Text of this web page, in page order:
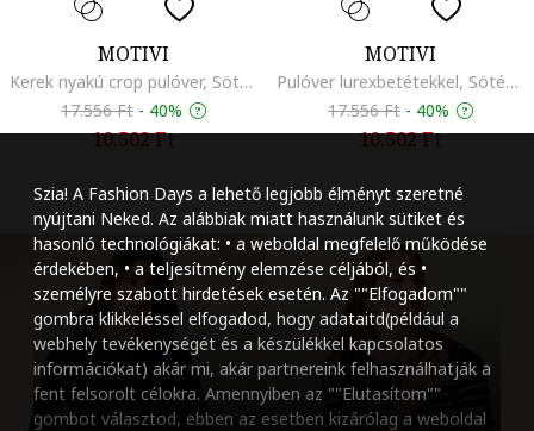
Szia! A Fashion Days a lehető legjobb élményt szeretné
nyújtani Neked. Az alábbiak miatt használunk sütiket és
hasonló technológiákat: • a weboldal megfelelő működése
érdekében, • a teljesítmény elemzése céljából, és •
személyre szabott hirdetések esetén. Az ""Elfogadom""
gombra klikkeléssel elfogadod, hogy adataitd(például a
webhely tevékenységét és a készülékkel kapcsolatos
információkat) akár mi, akár partnereink felhasználhatják a
fent felsorolt célokra. Amennyiben az ""Elutasítom""
gombot választod, ebben az esetben kizárólag a weboldal
MOTIVI
Kerek nyakú crop pulóver, Sötétpiros
17.556 Ft - 40%
10.502 Ft
MOTIVI
Pulóver lurexbetétekkel, Sötétbarna/Sötétkék
17.556 Ft - 40%
10.502 Ft
Szöveg méretének
Szóköz növelése
Szóköz csökkentése
Sortávolság
Sortávolság